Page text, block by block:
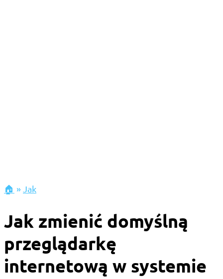
🏠 » Jak
Jak zmienić domyślną
przeglądarkę
internetową w systemie